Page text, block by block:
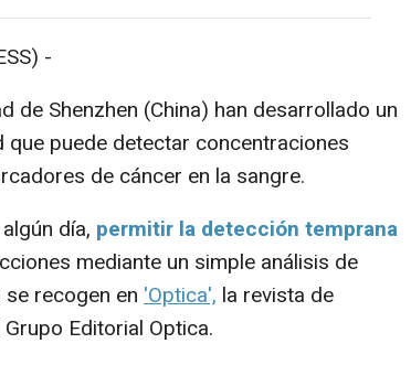
-
de Shenzhen (China) han desarrollado un
puede detectar concentraciones
de cáncer en la sangre.
día, permitir la detección temprana
mediante un simple análisis de
recogen en 'Optica', la revista de
Editorial Optica.